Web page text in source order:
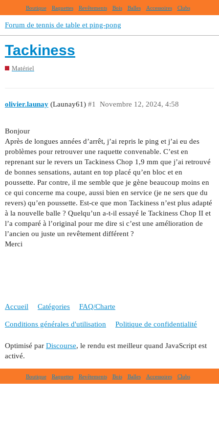
Boutique Raquettes Revêtements Bois Balles Accessoires Clubs
Forum de tennis de table et ping-pong
Tackiness
Matériel
olivier.launay (Launay61) Novembre 12, 2024, 4:58
#1
Bonjour
Après de longues années d’arrêt, j’ai repris le ping et j’ai eu des
problèmes pour retrouver une raquette convenable. C’est en
reprenant sur le revers un Tackiness Chop 1,9 mm que j’ai retrouvé
de bonnes sensations, autant en top placé qu’en bloc et en
poussette. Par contre, il me semble que je gène beaucoup moins en
ce qui concerne ma coupe, aussi bien en service (je ne sers que du
revers) qu’en poussette. Est-ce que mon Tackiness n’est plus adapté
à la nouvelle balle ? Quelqu’un a-t-il essayé le Tackiness Chop II et
l’a comparé à l’original pour me dire si c’est une amélioration de
l’ancien ou juste un revêtement différent ?
Merci
Accueil Catégories FAQ/Charte
Conditions générales d'utilisation Politique de confidentialité
Optimisé par Discourse, le rendu est meilleur quand JavaScript est
activé.
Boutique Raquettes Revêtements Bois Balles Accessoires Clubs